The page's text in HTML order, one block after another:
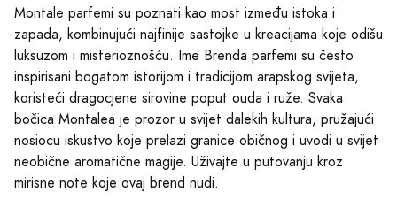
Montale parfemi su poznati kao most između istoka i
zapada, kombinujući najfinije sastojke u kreacijama koje odišu
luksuzom i misterioznošću. Ime Brenda parfemi su često
inspirisani bogatom istorijom i tradicijom arapskog svijeta,
koristeći dragocjene sirovine poput ouda i ruže. Svaka
bočica Montalea je prozor u svijet dalekih kultura, pružajući
nosiocu iskustvo koje prelazi granice običnog i uvodi u svijet
neobične aromatične magije. Uživajte u putovanju kroz
mirisne note koje ovaj brend nudi.